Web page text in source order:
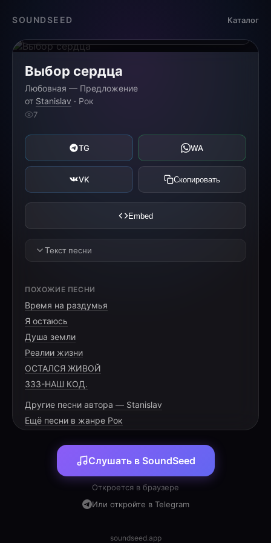
SOUNDSEED Каталог
Выбор сердца
Любовная — Предложение
от Stanislav · Рок
7
TG WA
VK Скопировать
Embed
Текст песни
Путь вёл сквозь грозы и снега,
Поиски в тени ночной.
Дорога эта нелегка,
[PRE-CHORUS]
Моё ты солнышко, луна,
Сиянье глаз и чистый свет.
Тобой душа всегда полна,
ПОХОЖИЕ ПЕСНИ
Время на раздумья
Я остаюсь
Душа земли
Реалии жизни
ОСТАЛСЯ ЖИВОЙ
333-НАШ КОД.
Другие песни автора — Stanislav
Ещё песни в жанре Рок
Слушать в SoundSeed
Откроется в браузере
Или откройте в Telegram
soundseed.app